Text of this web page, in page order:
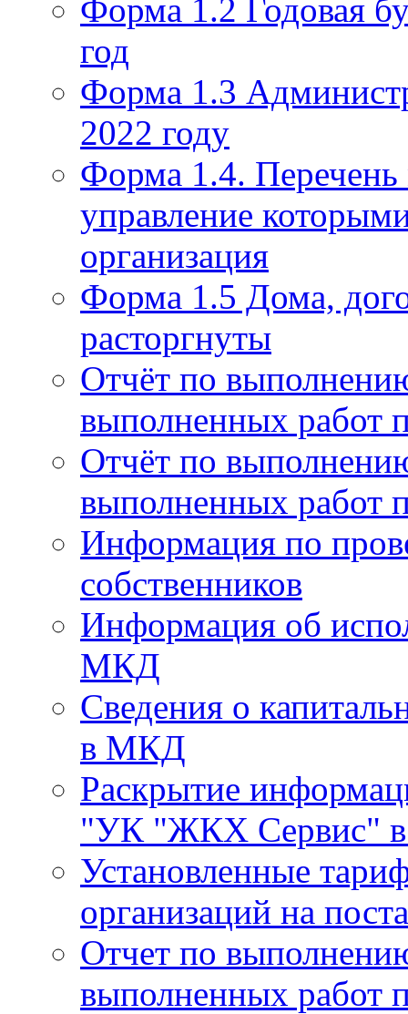
Форма 1.2 Годовая
год
Форма 1.3
2022 году
Форма 1.4.
управление
организация
Форма 1.5 Дома,
расторгнуты
Отчёт по
выполненных работ
Отчёт по
выполненных работ
Информация по
собственников
Информация об
МКД
Сведения о
в МКД
Раскрытие
"УК "ЖКХ Сервис" в
Установленные
организаций на
Отчет по
выполненных работ